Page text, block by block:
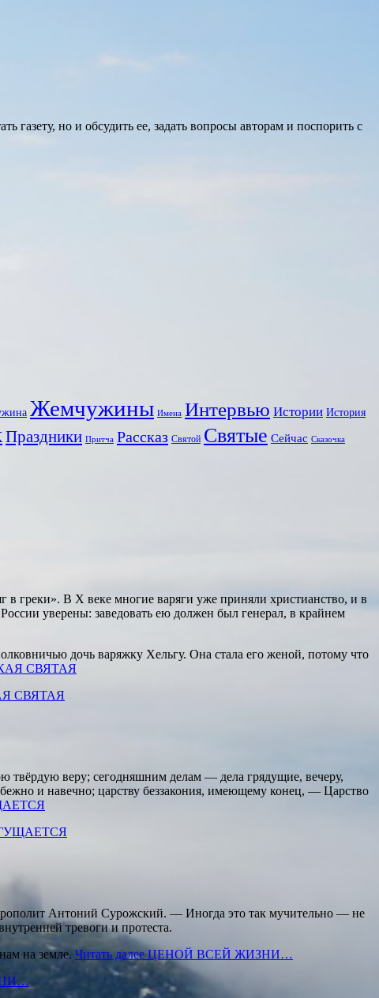
но и обсудить ее, задать вопросы авторам и поспорить с
Жемчужины Имена Интервью Истории История
Праздники Притча Рассказ Святой Святые Сейчас Сказочка
греки». В Х веке многие варяги уже приняли христианство, и в
уверены: заведовать ею должен был генерал, в крайнем
дочь варяжку Хельгу. Она стала его женой, потому что
СВЯТАЯ
СВЯТАЯ
твёрдую веру; сегодняшним делам — дела грядущие, вечеру,
и навечно; царству беззакония, имеющему конец, — Царство
Антоний Сурожский. — Иногда это так мучительно — не
тревоги и протеста.
на земле. Читать далееЦЕНОЙ ВСЕЙ ЖИЗНИ…